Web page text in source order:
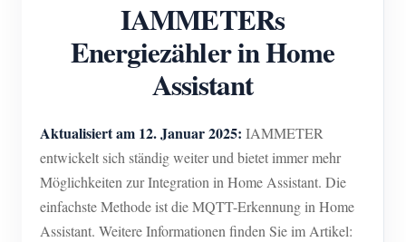
Dreiphasiger Wi-Fi-Energiezähler (WEM3050T)
WiFi-Leistungsregler
IAMMETER Cloud Pro
EV-Ladegerät
IAMMETER Simulator
Virtueller Zähler
IAMMETERs
Energiezähler in Home
Assistant
Aktualisiert am 12. Januar 2025: IAMMETER
entwickelt sich ständig weiter und bietet immer mehr
Möglichkeiten zur Integration in Home Assistant. Die
einfachste Methode ist die MQTT-Erkennung in Home
Assistant. Weitere Informationen finden Sie im Artikel: